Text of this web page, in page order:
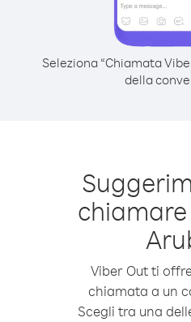
Seleziona “Chiamata
della
Viber Out ti
chiamata a un
Scegli tra una